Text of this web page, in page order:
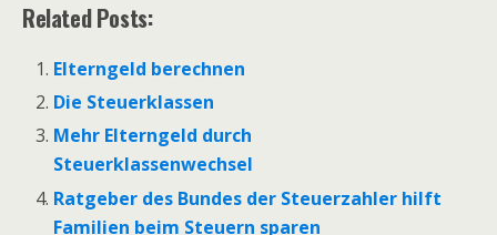
Related Posts:
Elterngeld berechnen
Die Steuerklassen
Mehr Elterngeld durch
Steuerklassenwechsel
Ratgeber des Bundes der Steuerzahler hilft
Familien beim Steuern sparen